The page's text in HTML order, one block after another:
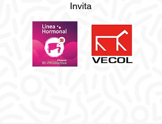
Invita